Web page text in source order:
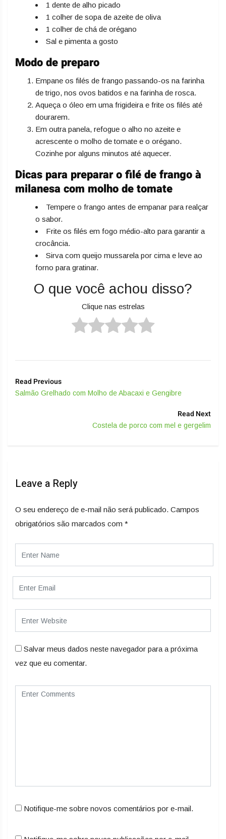
1 dente de alho picado
1 colher de sopa de azeite de oliva
1 colher de chá de orégano
Sal e pimenta a gosto
Modo de preparo
Empane os filés de frango passando-os na farinha
de trigo, nos ovos batidos e na farinha de rosca.
Aqueça o óleo em uma frigideira e frite os filés até
dourarem.
Em outra panela, refogue o alho no azeite e
acrescente o molho de tomate e o orégano.
Cozinhe por alguns minutos até aquecer.
Dicas para preparar o filé de frango à
milanesa com molho de tomate
Tempere o frango antes de empanar para realçar
o sabor.
Frite os filés em fogo médio-alto para garantir a
crocância.
Sirva com queijo mussarela por cima e leve ao
forno para gratinar.
O que você achou disso?
Clique nas estrelas
Read Previous
Salmão Grelhado com Molho de Abacaxi e Gengibre
Read Next
Costela de porco com mel e gergelim
Leave a Reply
O seu endereço de e-mail não será publicado. Campos
obrigatórios são marcados com *
Salvar meus dados neste navegador para a próxima
vez que eu comentar.
Notifique-me sobre novos comentários por e-mail.